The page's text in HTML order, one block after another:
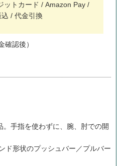
ットカード / Amazon Pay /
/ 代金引換
確認後）
。手指を使わずに、腕、肘での開
ド形状のプッシュバー／プルバー